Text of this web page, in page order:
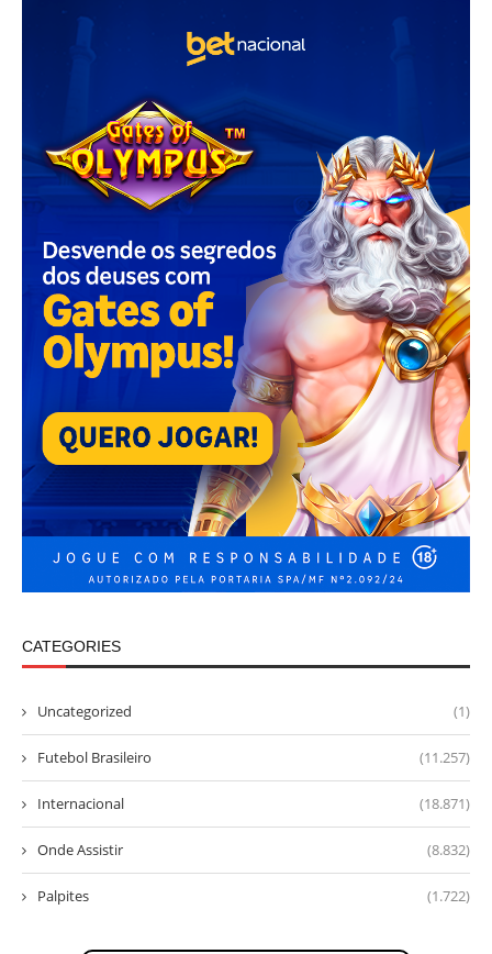
CATEGORIES
Uncategorized (1)
Futebol Brasileiro (11.257)
Internacional (18.871)
Onde Assistir (8.832)
Palpites (1.722)